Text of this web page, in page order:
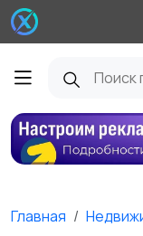
Главная